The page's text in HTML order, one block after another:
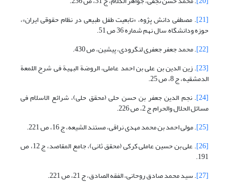
[21]
. مصطفی دانش پژوه، «تابعیت طفل طبیعی در نظام حقوقی ایران»،
حوزه ودانشگاه, سال نهم شماره 36 ص 51.
[22]
. محمد جعفر جعفری لنگرودی، پیشین، ص 430.
[23]
. زین الدین بن علی بن احمد عاملی، الروضة البهیة فی شرح اللمعة
الدمشقیه، ج 8، ص 25.
[24]
. نجم الدین جعفر بن حسن حلی (محقق حلی)، شرائع الاسلام فی
مسائل الحلال والحرام, ج 2، ص 226.
[25]
. مولی احمد بن محمد مهدی نراقی، مستند الشیعه، ج 16، ص 221.
[26]
. علی بن حسین عاملی کرکی (محقق ثانی)، جامع المقاصد، ج 12، ص
191.
[27]
. سید محمد صادق روحانی، الفقه الصادق، ج 21، ص 221.